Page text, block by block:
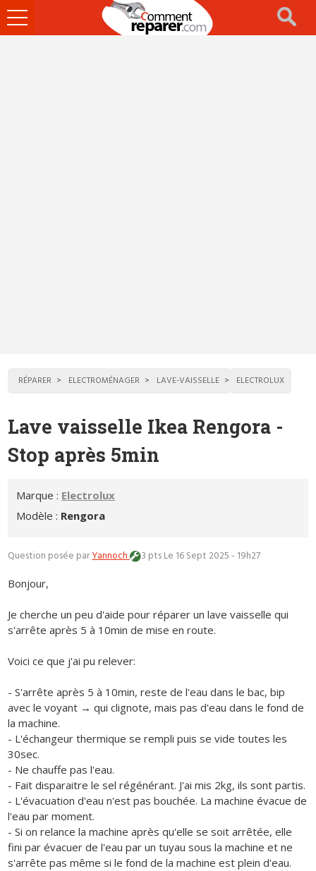
Ouvrir
le
RÉPARER ELECTROMÉNAGER LAVE-VAISSELLE ELECTROLUX
Lave vaisselle Ikea Rengora -
Stop après 5min
Marque : Electrolux
Modèle : Rengora
Question posée parYannoch 3 ptsLe 16 Sept 2025 - 19h27
Bonjour,
Je cherche un peu d'aide pour réparer un lave vaisselle qui
s'arrête après 5 à 10min de mise en route.
Voici ce que j'ai pu relever:
- S'arrête après 5 à 10min, reste de l'eau dans le bac, bip
avec le voyant → qui clignote, mais pas d'eau dans le fond de
la machine.
- L'échangeur thermique se rempli puis se vide toutes les
30sec.
- Ne chauffe pas l'eau.
- Fait disparaitre le sel régénérant. J'ai mis 2kg, ils sont partis.
- L'évacuation d'eau n'est pas bouchée. La machine évacue de
l'eau par moment.
- Si on relance la machine après qu'elle se soit arrêtée, elle
fini par évacuer de l'eau par un tuyau sous la machine et ne
s'arrête pas même si le fond de la machine est plein d'eau.